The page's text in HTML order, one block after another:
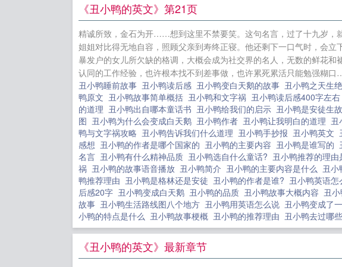
攻！（肉版） 直播：从精
人迷和她的马甲不清白 完
+番外 奢侈的拥抱（出书
人同居守则
《丑小鸭的英文》第21页
精诚所致，金石为开……想到这里不禁要笑。这句名言，过了十九岁，
姐姐对比得无地自容，照顾父亲到寿终正寝。他还剩下一口气时，会
暴发户的女儿所欠缺的格调，大概会成为社交界的名人，无数的鲜花
认同的工作经验，也许根本找不到差事做，也许累死累活只能勉强糊
丑小鸭睡前故事 丑小鸭读后感 丑小鸭变白天鹅的故事 丑小鸭之天生
鸭原文 丑小鸭故事简单概括 丑小鸭和文字祸 丑小鸭读后感400字左右
的道理 丑小鸭出自哪本童话书 丑小鸭给我们的启示 丑小鸭是安徒生
图 丑小鸭为什么会变成白天鹅 丑小鸭作者 丑小鸭让我明白的道理 丑
鸭与文字祸攻略 丑小鸭告诉我们什么道理 丑小鸭手抄报 丑小鸭英文
感想 丑小鸭的作者是哪个国家的 丑小鸭的主要内容 丑小鸭是谁写的
名言 丑小鸭有什么精神品质 丑小鸭选自什么童话? 丑小鸭推荐的理由
祸 丑小鸭的故事语音播放 丑小鸭简介 丑小鸭的主要内容是什么 丑小
鸭推荐理由 丑小鸭是格林还是安徒 丑小鸭的作者是谁? 丑小鸭英语怎
后感20字 丑小鸭变成白天鹅 丑小鸭的品质 丑小鸭故事大概内容 丑
故事 丑小鸭生活路线图八个地方 丑小鸭用英语怎么说 丑小鸭变成了
小鸭的特点是什么 丑小鸭故事梗概 丑小鸭的推荐理由 丑小鸭去过哪
《丑小鸭的英文》最新章节